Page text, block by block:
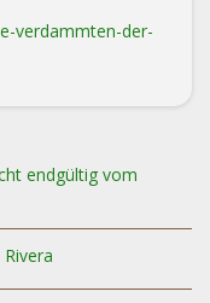
verdammten-der-
endgültig vom